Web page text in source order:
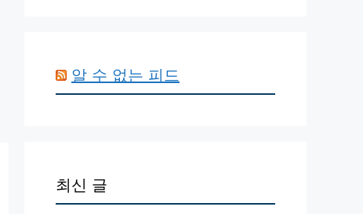
알 수 없는 피드
최신 글